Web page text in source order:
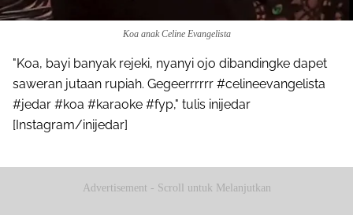
Koa anak Celine Evangelista
"Koa, bayi banyak rejeki, nyanyi ojo dibandingke dapet
saweran jutaan rupiah. Gegeerrrrrr #celineevangelista
#jedar #koa #karaoke #fyp," tulis inijedar
[Instagram/inijedar]
Advertisement - Scroll untuk Melanjutkan